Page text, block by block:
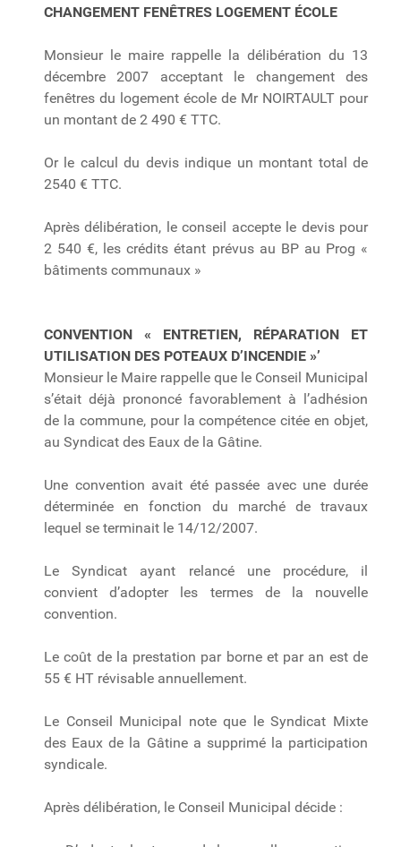
CHANGEMENT FENÊTRES LOGEMENT ÉCOLE
Monsieur le maire rappelle la délibération du 13
décembre 2007 acceptant le changement des
fenêtres du logement école de Mr NOIRTAULT pour
un montant de 2 490 € TTC.
Or le calcul du devis indique un montant total de
2540 € TTC.
Après délibération, le conseil accepte le devis pour
2 540 €, les crédits étant prévus au BP au Prog «
bâtiments communaux »
CONVENTION « ENTRETIEN, RÉPARATION ET
UTILISATION DES POTEAUX D’INCENDIE »’
Monsieur le Maire rappelle que le Conseil Municipal
s’était déjà prononcé favorablement à l’adhésion
de la commune, pour la compétence citée en objet,
au Syndicat des Eaux de la Gâtine.
Une convention avait été passée avec une durée
déterminée en fonction du marché de travaux
lequel se terminait le 14/12/2007.
Le Syndicat ayant relancé une procédure, il
convient d’adopter les termes de la nouvelle
convention.
Le coût de la prestation par borne et par an est de
55 € HT révisable annuellement.
Le Conseil Municipal note que le Syndicat Mixte
des Eaux de la Gâtine a supprimé la participation
syndicale.
Après délibération, le Conseil Municipal décide :